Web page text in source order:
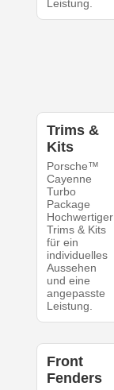
Leistung.
Trims &
Kits
Porsche™
Cayenne
Turbo
Package
Hochwertiger
Trims & Kits
für ein
individuelles
Aussehen
und eine
angepasste
Leistung.
Front
Fenders